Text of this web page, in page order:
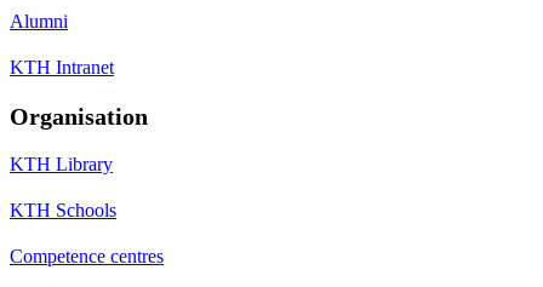
Alumni
KTH Intranet
Organisation
KTH Library
KTH Schools
Competence centres